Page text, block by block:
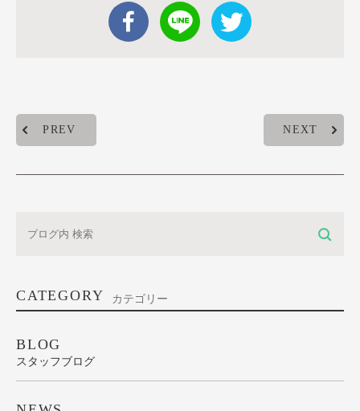
PREV NEXT
CATEGORY カテゴリー
BLOG
スタッフブログ